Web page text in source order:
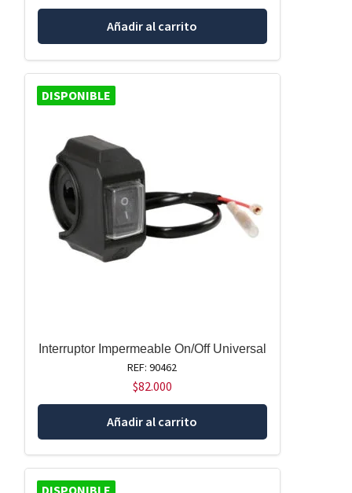
Añadir al carrito
DISPONIBLE
Interruptor Impermeable On/Off Universal
REF: 90462
$82.000
Añadir al carrito